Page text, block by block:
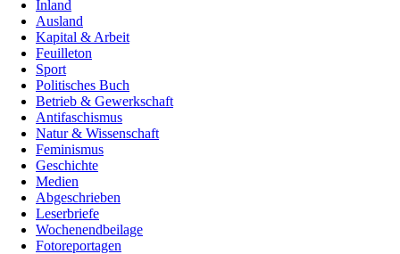
Inland
Ausland
Kapital & Arbeit
Feuilleton
Sport
Politisches Buch
Betrieb & Gewerkschaft
Antifaschismus
Natur & Wissenschaft
Feminismus
Geschichte
Medien
Abgeschrieben
Leserbriefe
Wochenendbeilage
Fotoreportagen